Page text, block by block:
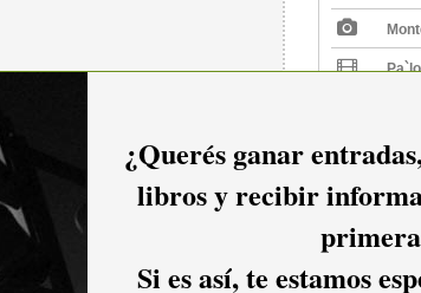
Hoy,
¿Querés ganar
libros y recibir
Si es así, te estamos